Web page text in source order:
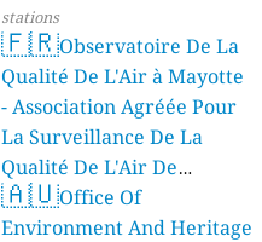
stations
🇫🇷Observatoire De La
Qualité De L'Air à Mayotte
- Association Agréée Pour
La Surveillance De La
Qualité De L'Air De
Mayotte 4 stations
🇦🇺Office Of
Environment And Heritage